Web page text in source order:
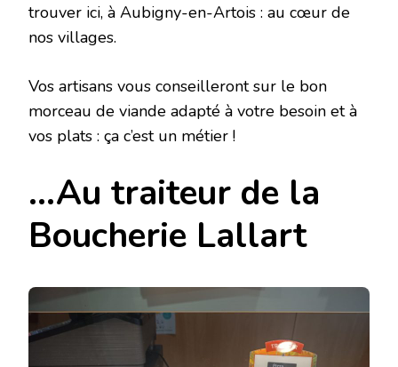
trouver ici, à Aubigny-en-Artois : au cœur de
nos villages.
Vos artisans vous conseilleront sur le bon
morceau de viande adapté à votre besoin et à
vos plats : ça c’est un métier !
…Au traiteur de la
Boucherie Lallart